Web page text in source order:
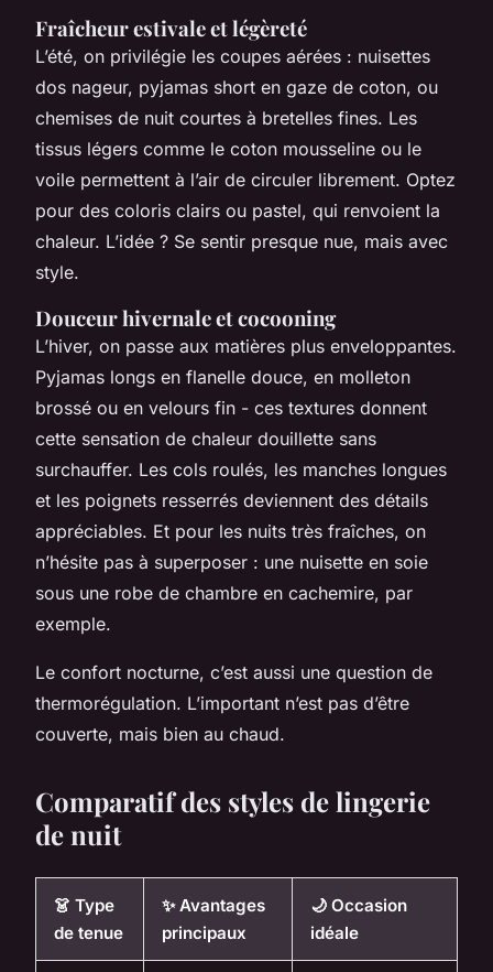
Fraîcheur estivale et légèreté
L’été, on privilégie les coupes aérées : nuisettes
dos nageur, pyjamas short en gaze de coton, ou
chemises de nuit courtes à bretelles fines. Les
tissus légers comme le coton mousseline ou le
voile permettent à l’air de circuler librement. Optez
pour des coloris clairs ou pastel, qui renvoient la
chaleur. L’idée ? Se sentir presque nue, mais avec
style.
Douceur hivernale et cocooning
L’hiver, on passe aux matières plus enveloppantes.
Pyjamas longs en flanelle douce, en molleton
brossé ou en velours fin - ces textures donnent
cette sensation de chaleur douillette sans
surchauffer. Les cols roulés, les manches longues
et les poignets resserrés deviennent des détails
appréciables. Et pour les nuits très fraîches, on
n’hésite pas à superposer : une nuisette en soie
sous une robe de chambre en cachemire, par
exemple.
Le confort nocturne, c’est aussi une question de
thermorégulation. L’important n’est pas d’être
couverte, mais bien au chaud.
Comparatif des styles de lingerie
de nuit
👗 Type
de tenue
✨ Avantages
principaux
🌙 Occasion
idéale